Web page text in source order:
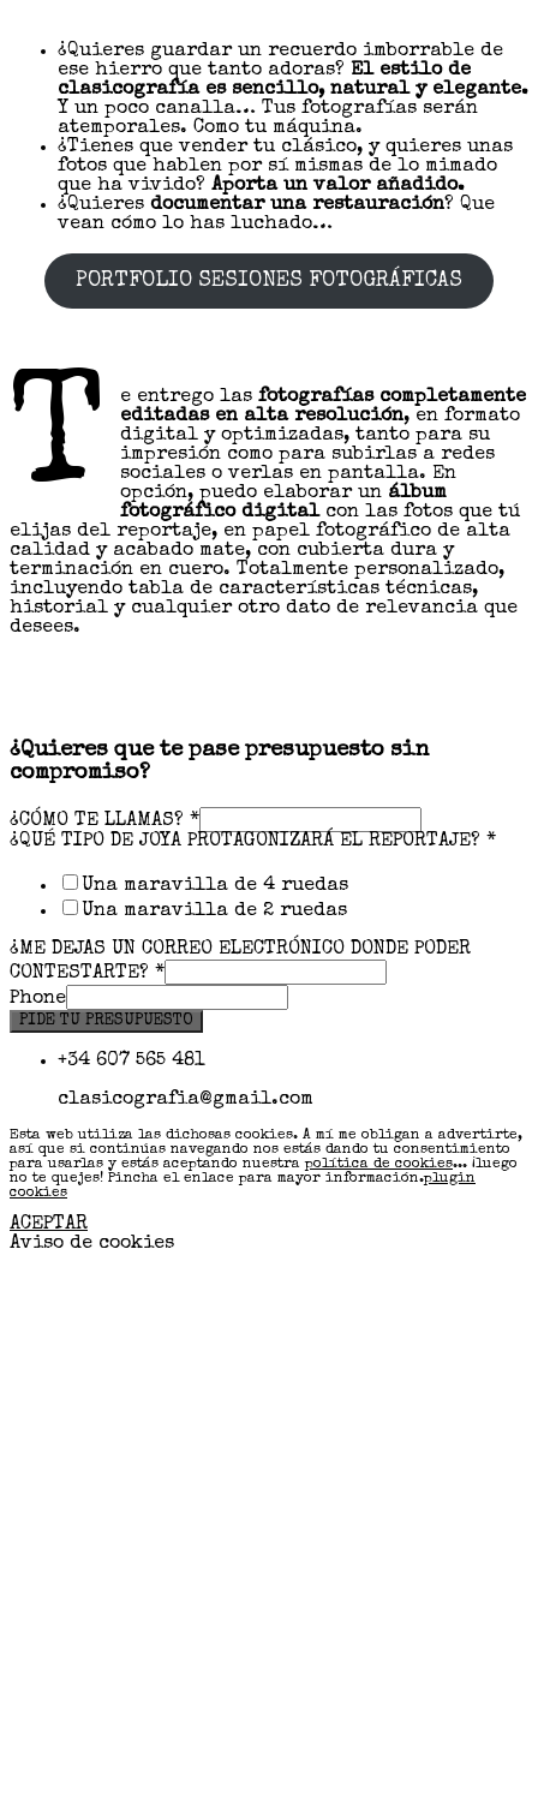
¿Quieres guardar un recuerdo imborrable de
ese hierro que tanto adoras? El estilo de
clasicografía es sencillo, natural y elegante.
Y un poco canalla… Tus fotografías serán
atemporales. Como tu máquina.
¿Tienes que vender tu clásico, y quieres unas
fotos que hablen por sí mismas de lo mimado
que ha vivido? Aporta un valor añadido.
¿Quieres documentar una restauración? Que
vean cómo lo has luchado…
PORTFOLIO SESIONES FOTOGRÁFICAS
T e entrego lasfotografías completamente
editadas en alta resolución, en formato
digital y optimizadas, tanto para su
impresión como para subirlas a redes
sociales o verlas en pantalla. En
opción, puedo elaborar un álbum
fotográfico digitalcon las fotos que tú
elijas del reportaje, en papel fotográfico de alta
calidad y acabado mate, con cubierta dura y
terminación en cuero. Totalmente personalizado,
incluyendo tabla de características técnicas,
historial y cualquier otro dato de relevancia que
desees.
¿Quieres que te pase presupuesto sin
compromiso?
¿CÓMO TE LLAMAS? *
¿QUÉ TIPO DE JOYA PROTAGONIZARÁ EL REPORTAJE? *
Una maravilla de 4 ruedas
Una maravilla de 2 ruedas
¿ME DEJAS UN CORREO ELECTRÓNICO DONDE PODER
CONTESTARTE? *
Phone
PIDE TU PRESUPUESTO
+34 607 565 481
clasicografia@gmail.com
Esta web utiliza las dichosas cookies. A mí me obligan a advertirte,
así que si continúas navegando nos estás dando tu consentimiento
para usarlas y estás aceptando nuestrapolítica de cookies... ¡luego
no te quejes! Pincha el enlace para mayor información.plugin
cookies
ACEPTAR
Aviso de cookies